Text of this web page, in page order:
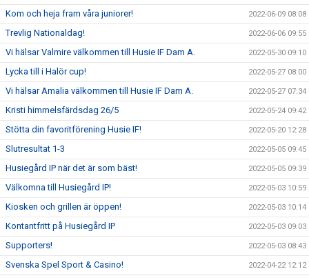
Kom och heja fram våra juniorer! 2022-06-09 08:08
Trevlig Nationaldag! 2022-06-06 09:55
Vi hälsar Valmire välkommen till Husie IF Dam A. 2022-05-30 09:10
Lycka till i Halör cup! 2022-05-27 08:00
Vi hälsar Amalia välkommen till Husie IF Dam A. 2022-05-27 07:34
Kristi himmelsfärdsdag 26/5 2022-05-24 09:42
Stötta din favoritförening Husie IF! 2022-05-20 12:28
Slutresultat 1-3 2022-05-05 09:45
Husiegård IP när det är som bäst! 2022-05-05 09:39
Välkomna till Husiegård IP! 2022-05-03 10:59
Kiosken och grillen är öppen! 2022-05-03 10:14
Kontantfritt på Husiegård IP 2022-05-03 09:03
Supporters! 2022-05-03 08:43
Svenska Spel Sport & Casino! 2022-04-22 12:12